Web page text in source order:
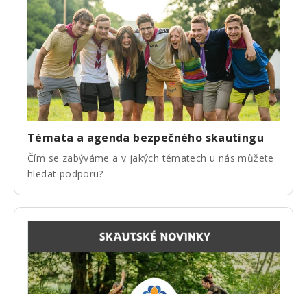
Témata a agenda bezpečného skautingu
Čím se zabýváme a v jakých tématech u nás můžete
hledat podporu?